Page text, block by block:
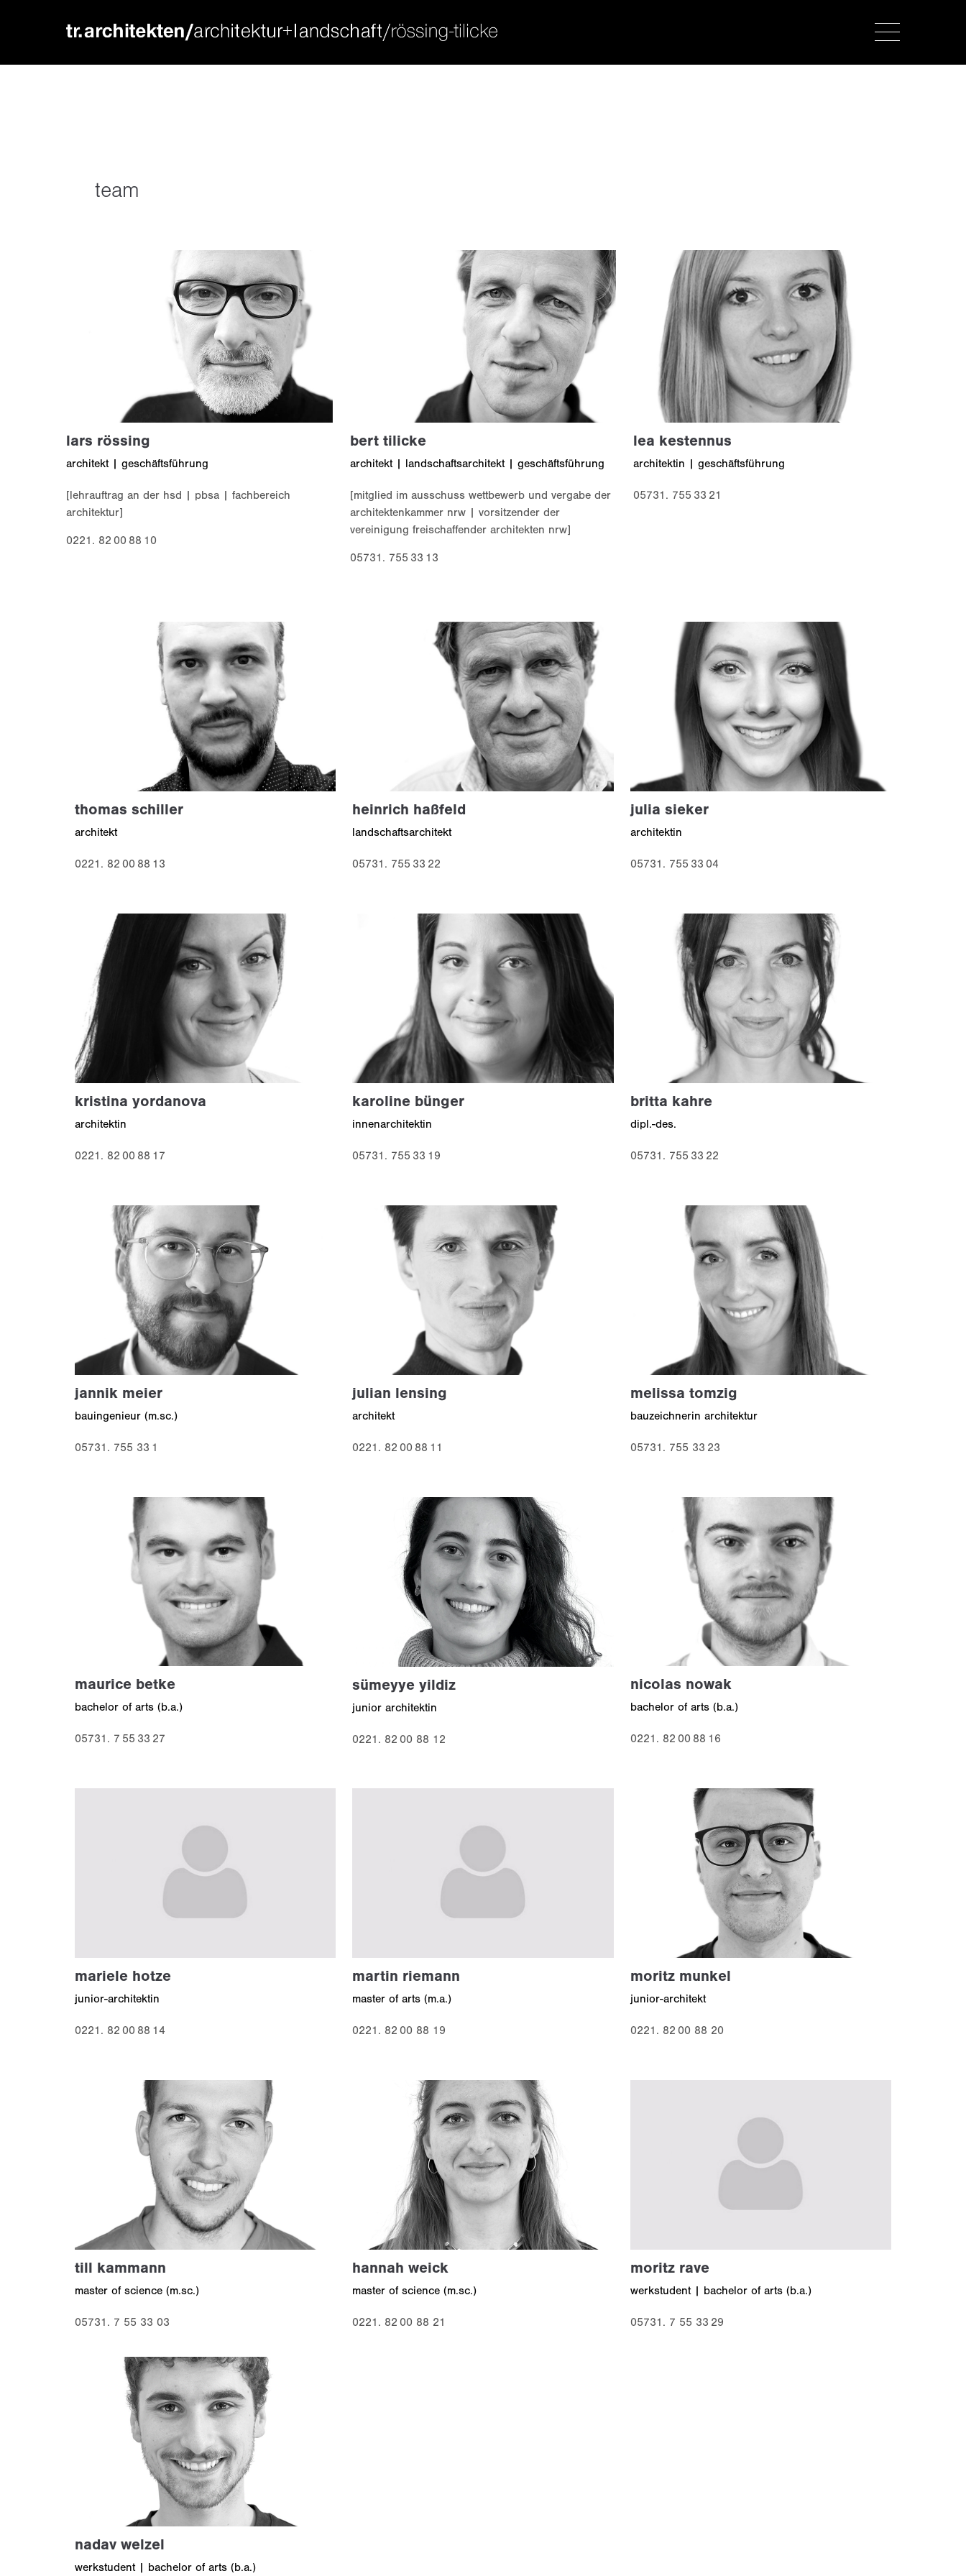
login
lost your password?
support
mon - fri 8:00am - 5:00pm
team
lars rössing
architekt | geschäftsführung
[lehrauftrag an der hsd | pbsa | fachbereich
architektur]
0221. 82 00 88 10
bert tilicke
architekt | landschaftsarchitekt | geschäftsführung
[mitglied im ausschuss wettbewerb und vergabe der
architektenkammer nrw | vorsitzender der
vereinigung freischaffender architekten nrw]
05731. 755 33 13
lea kestennus
architektin | geschäftsführung
05731. 755 33 21
thomas schiller
architekt
0221. 82 00 88 13
heinrich haßfeld
landschaftsarchitekt
05731. 755 33 22
julia sieker
architektin
05731. 755 33 04
kristina yordanova
architektin
0221. 82 00 88 17
karoline bünger
innenarchitektin
05731. 755 33 19
britta kahre
dipl.-des.
05731. 755 33 22
jannik meier
bauingenieur (m.sc.)
05731. 755 33 1
julian lensing
architekt
0221. 82 00 88 11
melissa tomzig
bauzeichnerin architektur
05731. 755 33 23
maurice betke
bachelor of arts (b.a.)
05731. 7 55 33 27
sümeyye yildiz
junior architektin
0221. 82 00 88 12
nicolas nowak
bachelor of arts (b.a.)
0221. 82 00 88 16
mariele hotze
junior-architektin
0221. 82 00 88 14
martin riemann
master of arts (m.a.)
0221. 82 00 88 19
moritz munkel
junior-architekt
0221. 82 00 88 20
till kammann
master of science (m.sc.)
05731. 7 55 33 03
hannah weick
master of science (m.sc.)
0221. 82 00 88 21
moritz rave
werkstudent | bachelor of arts (b.a.)
05731. 7 55 33 29
nadav welzel
werkstudent | bachelor of arts (b.a.)